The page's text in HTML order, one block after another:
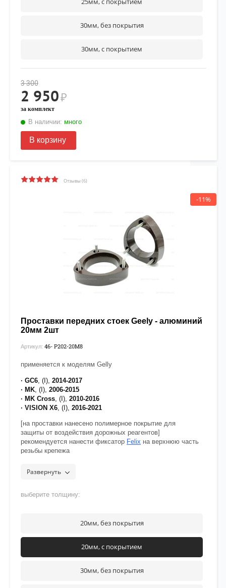
30мм, без покрытия
30мм, с покрытием
3 300
2 950₽
за комплект
В наличии: много
В корзину
Отзывы (6)
-11%
Проставки передних стоек Geely - алюминий
20мм 2шт
Артикул: 46- P202-20М8
применяется к моделям Gelly
· GC6 , (I), 2014-2017
· MK , (I), 2006-2015
· MK Cross , (I), 2010-2016
· VISION X6 , (I), 2016-2021
[на проставки нанесено полимерное покрытие для
защиты от воздействия дорожных реагентов]
рекомендуется нанести фиксатор Felix на верхнюю часть
резьбы крепежа
Развернуть
выберите толщину:
20мм, без покрытия
20мм, с покрытием
30мм, без покрытия